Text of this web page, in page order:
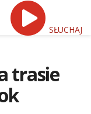
SŁUCHAJ
trasie